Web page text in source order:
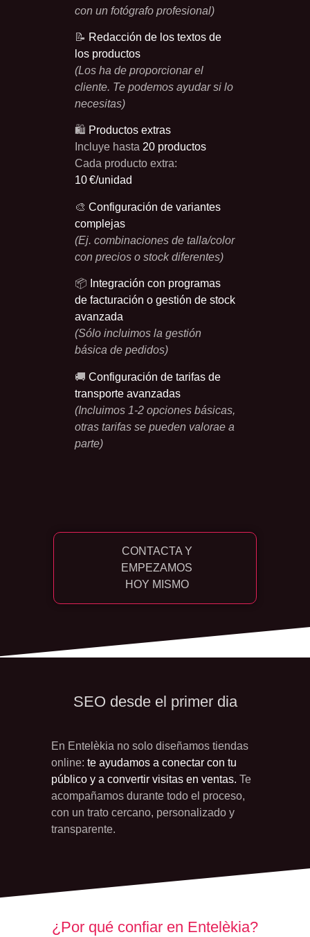
con un fotógrafo profesional)
📝 Redacción de los textos de
los productos
(Los ha de proporcionar el
cliente. Te podemos ayudar si lo
necesitas)
🛍️ Productos extras
Incluye hasta 20 productos
Cada producto extra:
10 €/unidad
🎨 Configuración de variantes
complejas
(Ej. combinaciones de talla/color
con precios o stock diferentes)
📦 Integración con programas
de facturación o gestión de stock
avanzada
(Sólo incluimos la gestión
básica de pedidos)
🚚 Configuración de tarifas de
transporte avanzadas
(Incluimos 1-2 opciones básicas,
otras tarifas se pueden valorae a
parte)
CONTACTA Y
EMPEZAMOS
HOY MISMO
SEO desde el primer dia
En Entelèkia no solo diseñamos tiendas
online: te ayudamos a conectar con tu
público y a convertir visitas en ventas. Te
acompañamos durante todo el proceso,
con un trato cercano, personalizado y
transparente.
¿Por qué confiar en Entelèkia?